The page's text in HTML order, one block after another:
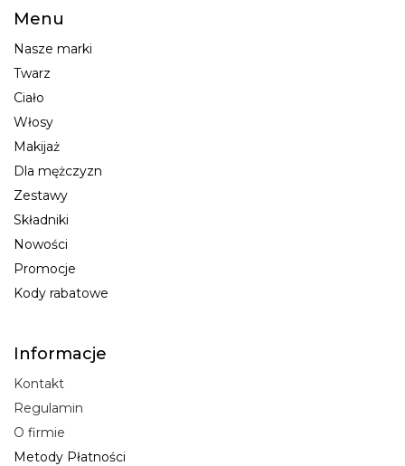
Menu
Nasze marki
Twarz
Ciało
Włosy
Makijaż
Dla mężczyzn
Zestawy
Składniki
Nowości
Promocje
Kody rabatowe
Informacje
Kontakt
Regulamin
O firmie
Metody Płatności